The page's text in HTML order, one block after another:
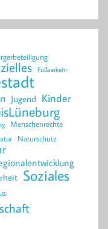
Fußverkehr
Jugend Kinder
Menschenrechte
Naturschutz
Soziales